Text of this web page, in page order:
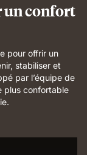
un confort
pour offrir un
stabiliser et
par l’équipe de
plus confortable